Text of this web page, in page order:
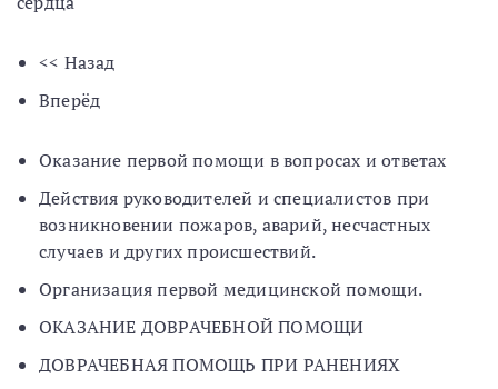
<< Назад
Вперёд
Оказание первой помощи в вопросах и ответах
Действия руководителей и специалистов при
возникновении пожаров, аварий, несчастных
случаев и других происшествий.
Организация первой медицинской помощи.
ОКАЗАНИЕ ДОВРАЧЕБНОЙ ПОМОЩИ
ДОВРАЧЕБНАЯ ПОМОЩЬ ПРИ РАНЕНИЯХ